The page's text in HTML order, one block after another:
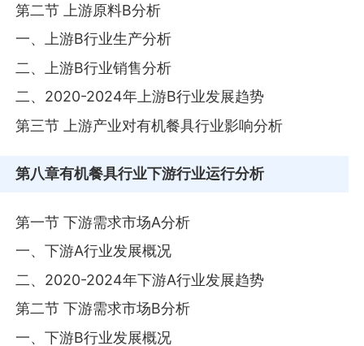
第二节 上游原料B分析
一、上游B行业生产分析
二、上游B行业销售分析
二、2020-2024年上游B行业发展趋势
第三节 上游产业对有机餐具行业影响分析
第八章有机餐具行业下游行业运行分析
第一节 下游需求市场A分析
一、下游A行业发展概况
二、2020-2024年下游A行业发展趋势
第二节 下游需求市场B分析
一、下游B行业发展概况